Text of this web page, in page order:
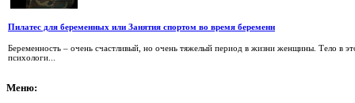
Пилатес для беременных или Занятия спортом во время беременн
Беременность – очень счастливый, но очень тяжелый период в жизни женщины. Тело в
психологи...
Меню: